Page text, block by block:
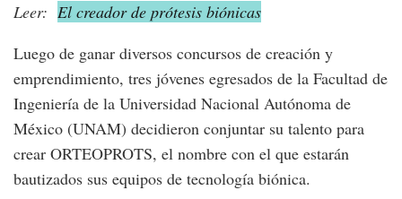
Leer: El creador de prótesis biónicas
Luego de ganar diversos concursos de creación y
emprendimiento, tres jóvenes egresados de la Facultad de
Ingeniería de la Universidad Nacional Autónoma de
México (UNAM) decidieron conjuntar su talento para
crear ORTEOPROTS, el nombre con el que estarán
bautizados sus equipos de tecnología biónica.